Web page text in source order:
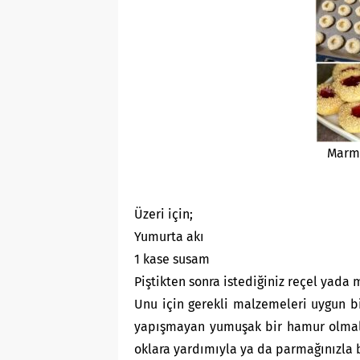
Üzeri için;
Yumurta akı
1 kase susam
Piştikten sonra istediğiniz reçel yada
Unu için gerekli malzemeleri uygun
yapışmayan yumuşak bir hamur
oklara yardımıyla ya da parmağınızla